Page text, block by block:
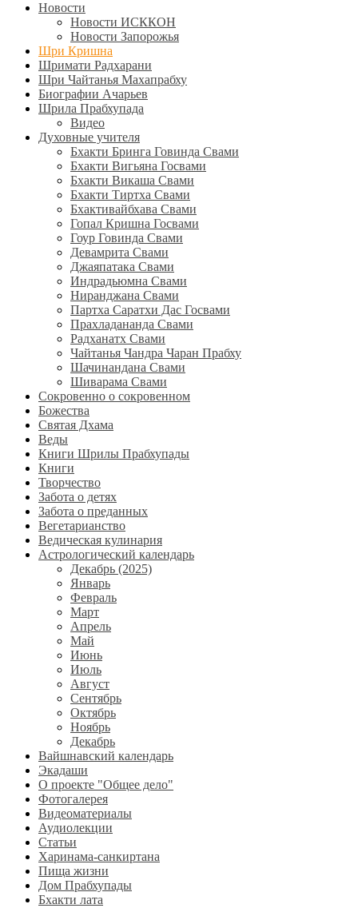
Новости
Новости ИСККОН
Новости Запорожья
Шри Кришна
Шримати Радхарани
Шри Чайтанья Махапрабху
Биографии Ачарьев
Шрила Прабхупада
Видео
Духовные учителя
Бхакти Бринга Говинда Свами
Бхакти Вигьяна Госвами
Бхакти Викаша Свами
Бхакти Тиртха Свами
Бхактивайбхава Свами
Гопал Кришна Госвами
Гоур Говинда Свами
Девамрита Свами
Джаяпатака Свами
Индрадьюмна Свами
Ниранджана Свами
Партха Саратхи Дас Госвами
Прахладананда Свами
Радханатх Свами
Чайтанья Чандра Чаран Прабху
Шачинандана Свами
Шиварама Свами
Сокровенно о сокровенном
Божества
Святая Дхама
Веды
Книги Шрилы Прабхупады
Книги
Творчество
Забота о детях
Забота о преданных
Вегетарианство
Ведическая кулинария
Астрологический календарь
Декабрь (2025)
Январь
Февраль
Март
Апрель
Май
Июнь
Июль
Август
Сентябрь
Октябрь
Ноябрь
Декабрь
Вайшнавский календарь
Экадаши
О проекте "Общее дело"
Фотогалерея
Видеоматериалы
Аудиолекции
Статьи
Харинама-санкиртана
Пища жизни
Дом Прабхупады
Бхакти лата